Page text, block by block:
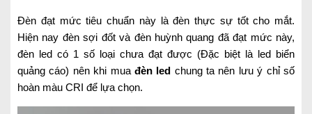
Đèn đạt mức tiêu chuẩn này là đèn thực sự tốt cho mắt.
Hiện nay đèn sợi đốt và đèn huỳnh quang đã đạt mức này,
đèn led có 1 số loại chưa đạt được (Đặc biệt là led biển
quảng cáo) nên khi mua đèn led chung ta nên lưu ý chỉ số
hoàn màu CRI để lựa chọn.